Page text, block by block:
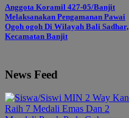
Anggota Koramil 427-05/Banjit
Melaksanakan Pengamanan Pawai
Ogoh ogoh Di Wilayah Bali Sadhar,
Kecamatan Banjit
News Feed